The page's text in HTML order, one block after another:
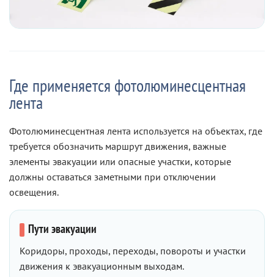
Где применяется фотолюминесцентная
лента
Фотолюминесцентная лента используется на объектах, где
требуется обозначить маршрут движения, важные
элементы эвакуации или опасные участки, которые
должны оставаться заметными при отключении
освещения.
Пути эвакуации
Коридоры, проходы, переходы, повороты и участки
движения к эвакуационным выходам.